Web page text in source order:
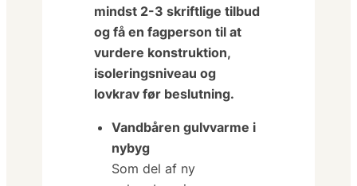
mindst 2-3 skriftlige tilbud
og få en fagperson til at
vurdere konstruktion,
isoleringsniveau og
lovkrav før beslutning.
Vandbåren gulvvarme i
nybyg
Som del af ny